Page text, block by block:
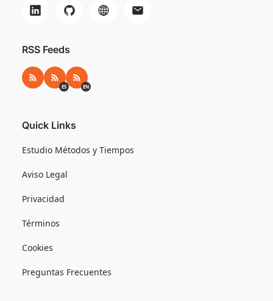
RSS Feeds
RSS RSS ES
ES RSS EN
EN
Quick Links
Estudio Métodos y Tiempos
Aviso Legal
Privacidad
Términos
Cookies
Preguntas Frecuentes